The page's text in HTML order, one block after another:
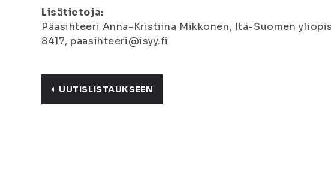
Lisätietoja:
Pääsihteeri Anna-Kristiina Mikkonen, Itä-Suomen
8417, paasihteeri@isyy.fi
UUTISLISTAUKSEEN